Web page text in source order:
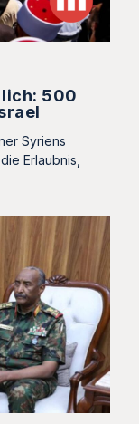
500
Syriens
Erlaubnis,